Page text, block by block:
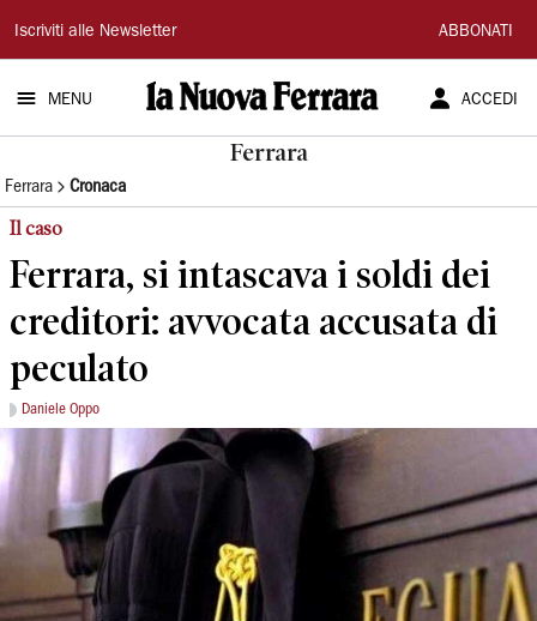
La
Nuova
Ferrara
Iscriviti alle Newsletter ABBONATI
MENU ACCEDI
Ferrara
Ferrara Cronaca
Il caso
Ferrara, si intascava i soldi dei
creditori: avvocata accusata di
peculato
Daniele Oppo